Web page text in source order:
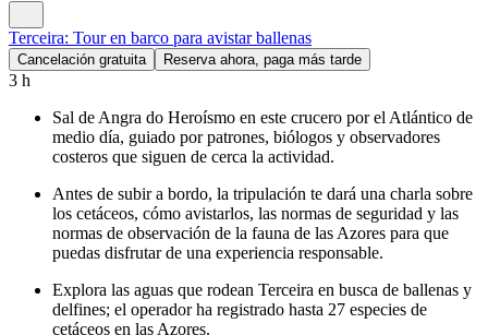
Terceira: Tour en barco para avistar ballenas
Cancelación gratuita Reserva ahora, paga más tarde
3 h
Sal de Angra do Heroísmo en este crucero por el Atlántico de
medio día, guiado por patrones, biólogos y observadores
costeros que siguen de cerca la actividad.
Antes de subir a bordo, la tripulación te dará una charla sobre
los cetáceos, cómo avistarlos, las normas de seguridad y las
normas de observación de la fauna de las Azores para que
puedas disfrutar de una experiencia responsable.
Explora las aguas que rodean Terceira en busca de ballenas y
delfines; el operador ha registrado hasta 27 especies de
cetáceos en las Azores.